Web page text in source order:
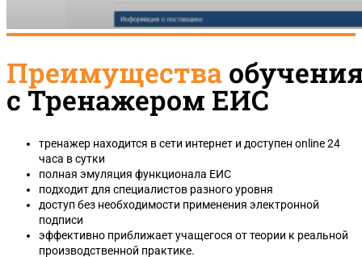
Преимущества
с Тренажером ЕИС
тренажер находится в сети интернет и доступен online 24
часа в сутки
полная эмуляция функционала ЕИС
подходит для специалистов разного уровня
доступ без необходимости применения электронной
подписи
эффективно приближает учащегося от теории к реальной
производственной практике.